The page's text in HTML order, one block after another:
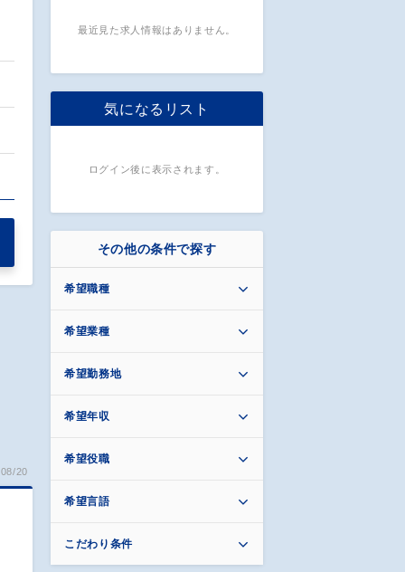
20
最近見た求人情報はありません。
気になるリスト
ログイン後に表示されます。
その他の条件で探す
希望職種
希望業種
希望勤務地
希望年収
希望役職
希望言語
こだわり条件